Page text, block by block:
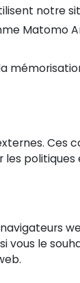
notre
Matomo
Ces
les
navigateurs
vous le